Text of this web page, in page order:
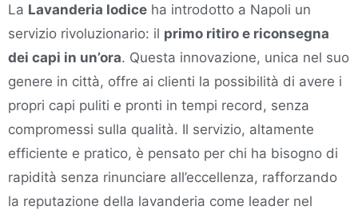
La Lavanderia Iodice ha introdotto a Napoli un
servizio rivoluzionario: il primo ritiro e riconsegna
dei capi in un’ora. Questa innovazione, unica nel suo
genere in città, offre ai clienti la possibilità di avere i
propri capi puliti e pronti in tempi record, senza
compromessi sulla qualità. Il servizio, altamente
efficiente e pratico, è pensato per chi ha bisogno di
rapidità senza rinunciare all’eccellenza, rafforzando
la reputazione della lavanderia come leader nel